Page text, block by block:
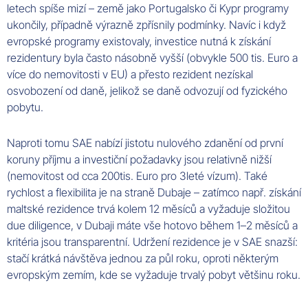
letech spíše mizí – země jako Portugalsko či Kypr programy
ukončily, případně výrazně zpřísnily podmínky. Navíc i když
evropské programy existovaly, investice nutná k získání
rezidentury byla často násobně vyšší (obvykle 500 tis. Euro a
více do nemovitosti v EU) a přesto rezident nezískal
osvobození od daně, jelikož se daně odvozují od fyzického
pobytu.
Naproti tomu SAE nabízí jistotu nulového zdanění od první
koruny příjmu a investiční požadavky jsou relativně nižší
(nemovitost od cca 200tis. Euro pro 3leté vízum). Také
rychlost a flexibilita je na straně Dubaje – zatímco např. získání
maltské rezidence trvá kolem 12 měsíců a vyžaduje složitou
due diligence, v Dubaji máte vše hotovo během 1–2 měsíců a
kritéria jsou transparentní. Udržení rezidence je v SAE snazší:
stačí krátká návštěva jednou za půl roku, oproti některým
evropským zemím, kde se vyžaduje trvalý pobyt většinu roku.